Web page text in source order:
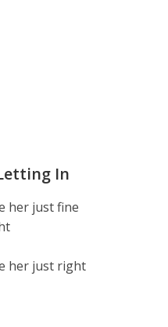
In
her just fine
her just right